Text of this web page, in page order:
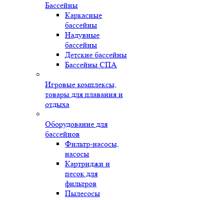
Бассейны
Каркасные
бассейны
Надувные
бассейны
Детские бассейны
Бассейны СПА
Игровые комплексы,
товары для плавания и
отдыха
Оборудование для
бассейнов
Фильтр-насосы,
насосы
Картриджи и
песок для
фильтров
Пылесосы